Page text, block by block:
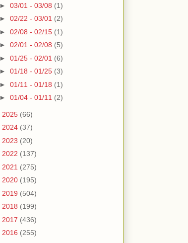
►03/01 - 03/08 (1)
►02/22 - 03/01 (2)
►02/08 - 02/15 (1)
►02/01 - 02/08 (5)
►01/25 - 02/01 (6)
►01/18 - 01/25 (3)
►01/11 - 01/18 (1)
►01/04 - 01/11 (2)
2025 (66)
2024 (37)
2023 (20)
2022 (137)
2021 (275)
2020 (195)
2019 (504)
2018 (199)
2017 (436)
2016 (255)